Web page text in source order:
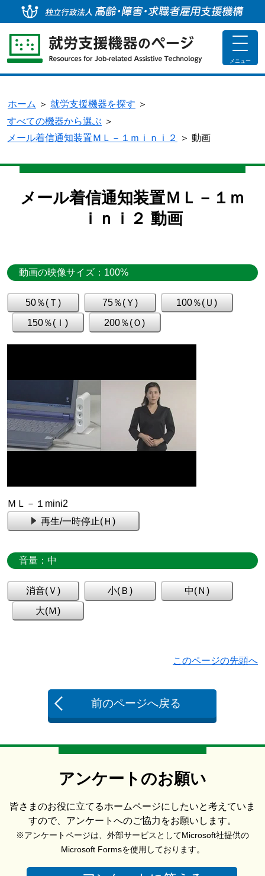
toggle
メニュー
ホーム ＞ 就労支援機器を探す ＞
すべての機器から選ぶ ＞
メール着信通知装置ＭＬ－１ｍｉｎｉ２
＞ 動画
メール着信通知装置ＭＬ－１ｍ
ｉｎｉ２ 動画
動画の映像サイズ： 100%
ＭＬ－１mini2
再生/一時停止(Ｈ)
音量： 中
このページの先頭へ
前のページへ戻る
アンケートのお願い
皆さまのお役に立てるホームページにしたいと考えていま
すので、アンケートへのご協力をお願いします。
※アンケートページは、外部サービスとしてMicrosoft社提供の
Microsoft Formsを使用しております。